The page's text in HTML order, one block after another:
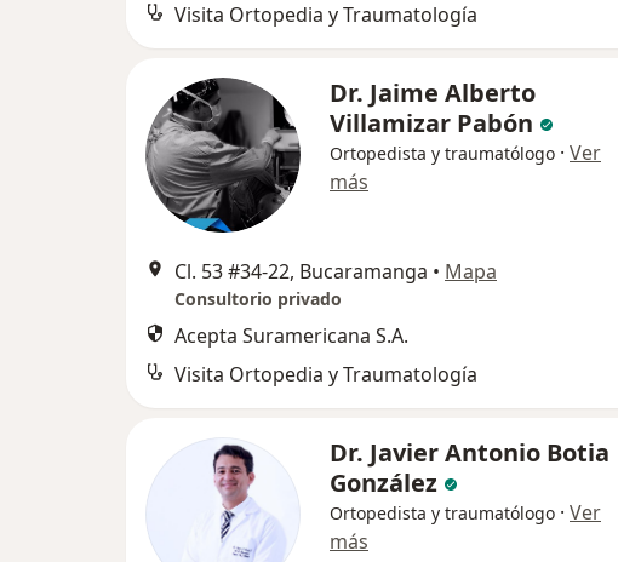
Visita Ortopedia y Traumatología
Dr. Jaime Alberto
Villamizar Pabón
Ortopedista y traumatólogo · Ver
más
Cl. 53 #34-22, Bucaramanga • Mapa
Consultorio privado
Acepta Suramericana S.A.
Visita Ortopedia y Traumatología
Dr. Javier Antonio Botia
González
Ortopedista y traumatólogo · Ver
más